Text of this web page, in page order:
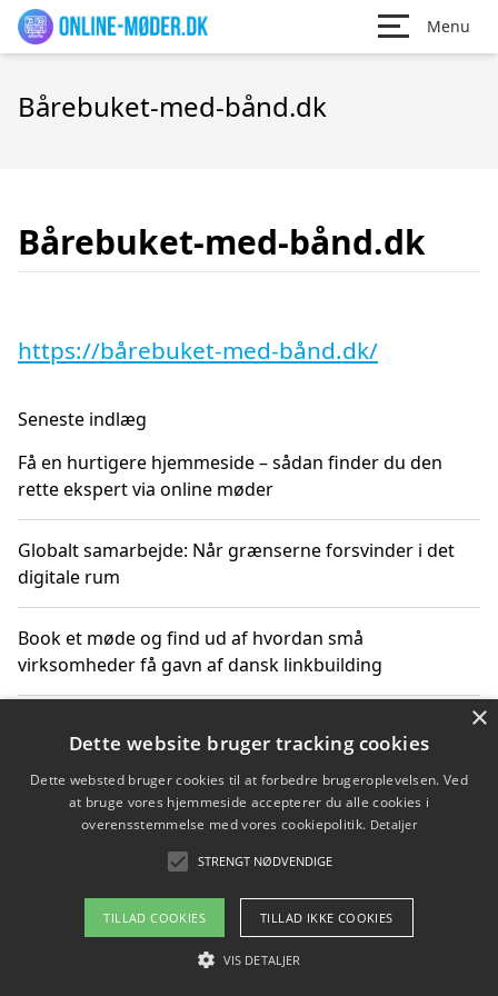
Menu
Bårebuket-med-bånd.dk
Bårebuket-med-bånd.dk
https://bårebuket-med-bånd.dk/
Seneste indlæg
Få en hurtigere hjemmeside – sådan finder du den
rette ekspert via online møder
Globalt samarbejde: Når grænserne forsvinder i det
digitale rum
Book et møde og find ud af hvordan små
virksomheder få gavn af dansk linkbuilding
får du indgår et samarbejde
Hold et møde med en WordPress ekspert og vælg den
mest professionelle til at vedligeholde din løsning
Copyright 2026 - Pilanto Aps
Om / kontakt
×
Dette website bruger tracking cookies
Dette websted bruger cookies til at forbedre brugeroplevelsen. Ved
at bruge vores hjemmeside accepterer du alle cookies i
overensstemmelse med vores cookiepolitik. Detaljer
STRENGT NØDVENDIGE
TILLAD COOKIES TILLAD IKKE COOKIES
VIS DETALJER